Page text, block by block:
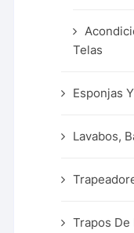
Telas
Esponjas
Lavabos,
Trapos De